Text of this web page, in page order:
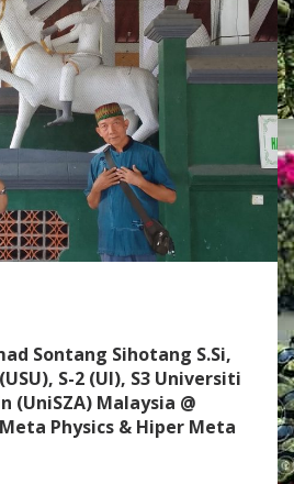
S
A
N
T
A
R
A
:
A
P
A
K
T
E
J
A
Sontang Sihotang S.Si,
S-2 (UI), S3 Universiti
(UniSZA) Malaysia @
Physics & Hiper Meta